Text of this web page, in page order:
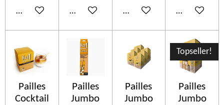
Añadir al carritoAñadir al carritoAñadir al carritoAñadir al
Pailles
Cocktail
Pailles
Jumbo
Pailles
Jumbo
Topseller!
Pailles
Jumbo